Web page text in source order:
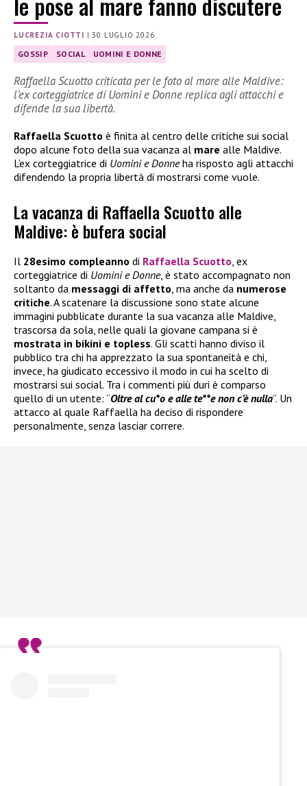
LUCREZIA CIOTTI |30 LUGLIO 2026
GOSSIP SOCIAL UOMINI E DONNE
Raffaella Scuotto criticata per le foto al mare alle Maldive:
l’ex corteggiatrice di Uomini e Donne replica agli attacchi e
difende la sua libertà.
Raffaella Scuotto è finita al centro delle critiche sui social
dopo alcune foto della sua vacanza al mare alle Maldive.
L’ex corteggiatrice di Uomini e Donneha risposto agli attacchi
difendendo la propria libertà di mostrarsi come vuole.
La vacanza di Raffaella Scuotto alle
Maldive: è bufera social
Il 28esimo compleanno di Raffaella Scuotto , ex
corteggiatrice di Uomini e Donne, è stato accompagnato non
soltanto da messaggi di affetto , ma anche da numerose
critiche. A scatenare la discussione sono state alcune
immagini pubblicate durante la sua vacanza alle Maldive,
trascorsa da sola, nelle quali la giovane campana si è
mostrata in bikini e topless. Gli scatti hanno diviso il
pubblico tra chi ha apprezzato la sua spontaneità e chi,
invece, ha giudicato eccessivo il modo in cui ha scelto di
mostrarsi sui social. Tra i commenti più duri è comparso
quello di un utente: “Oltre al cu*o e alle te**e non c’è nulla”. Un
attacco al quale Raffaella ha deciso di rispondere
personalmente, senza lasciar correre.